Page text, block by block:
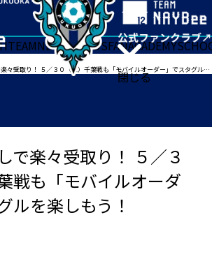
閉じる
TEAMNEWSGOODSFANACADEMY
受取り！ ５／３０（土）千葉戦も「モバイルオーダー」でスタグルを楽しもう！
で楽々受取り！ ５／３
戦も「モバイルオーダ
ルを楽しもう！